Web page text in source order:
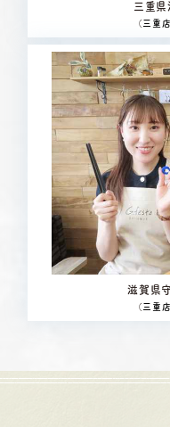
三重県
（三重店
滋賀県
（三重店